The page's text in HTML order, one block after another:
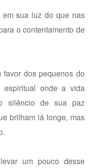
sua luz do que nas
o contentamento de
dos pequenos do
espiritual onde a vida
silêncio de sua paz
brilham lá longe, mas
um pouco desse